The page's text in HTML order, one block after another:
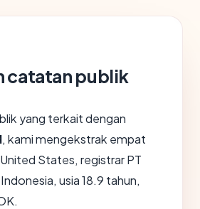
catatan publik
yang terkait dengan
, kami mengekstrak empat
States, registrar PT
usia 18.9 tahun,